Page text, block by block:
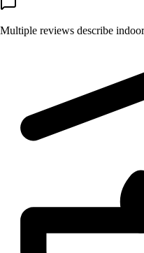
Multiple reviews describe